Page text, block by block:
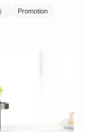
Promotion